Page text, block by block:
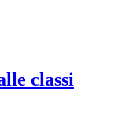
classi